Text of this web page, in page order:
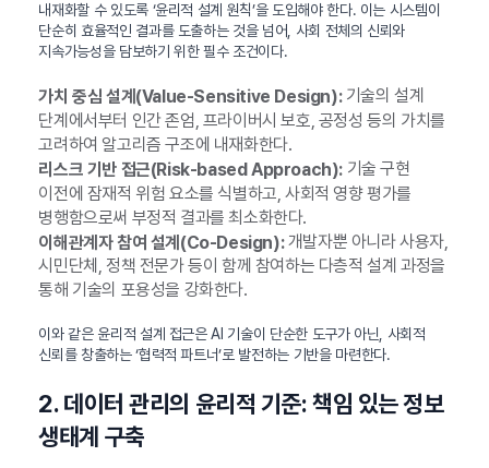
내재화할 수 있도록 ‘윤리적 설계 원칙’을 도입해야 한다. 이는 시스템이
단순히 효율적인 결과를 도출하는 것을 넘어, 사회 전체의 신뢰와
지속가능성을 담보하기 위한 필수 조건이다.
가치 중심 설계(Value-Sensitive Design):기술의 설계
단계에서부터 인간 존엄, 프라이버시 보호, 공정성 등의 가치를
고려하여 알고리즘 구조에 내재화한다.
리스크 기반 접근(Risk-based Approach):기술 구현
이전에 잠재적 위험 요소를 식별하고, 사회적 영향 평가를
병행함으로써 부정적 결과를 최소화한다.
이해관계자 참여 설계(Co-Design):개발자뿐 아니라 사용자,
시민단체, 정책 전문가 등이 함께 참여하는 다층적 설계 과정을
통해 기술의 포용성을 강화한다.
이와 같은 윤리적 설계 접근은 AI 기술이 단순한 도구가 아닌, 사회적
신뢰를 창출하는 ‘협력적 파트너’로 발전하는 기반을 마련한다.
2. 데이터 관리의 윤리적 기준: 책임 있는 정보
생태계 구축